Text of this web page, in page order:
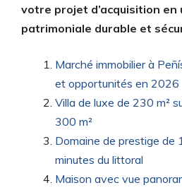
votre projet d’acquisition en
patrimoniale durable et
Marché immobilier à
et opportunités en 2026
Villa de luxe de 230 m²
300 m²
Domaine de prestige de
minutes du littoral
Maison avec vue